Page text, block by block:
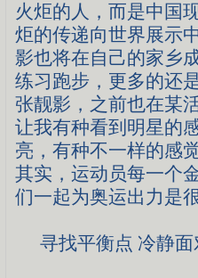
火炬的人，而是中国
炬的传递向世界展示
影也将在自己的家乡
练习跑步，更多的还
张靓影，之前也在某
让我有种看到明星的
亮，有种不一样的感
其实，运动员每一个
们一起为奥运出力是
寻找平衡点 冷静面